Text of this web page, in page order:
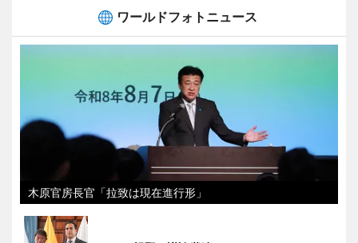
ワールドフォトニュース
木原官房長官「拉致は現在進行形」